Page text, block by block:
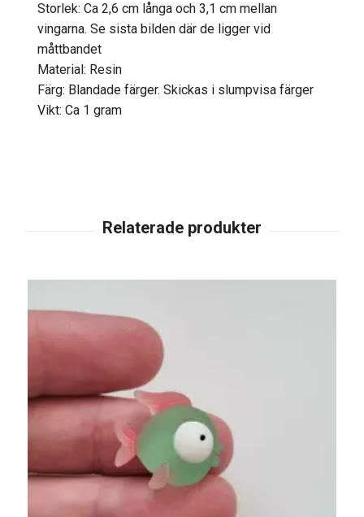
Storlek: Ca 2,6 cm långa och 3,1 cm mellan
vingarna. Se sista bilden där de ligger vid
måttbandet
Material: Resin
Färg: Blandade färger. Skickas i slumpvisa färger
Vikt: Ca 1 gram